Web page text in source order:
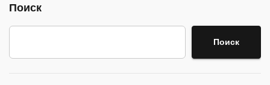
Поиск
Поиск